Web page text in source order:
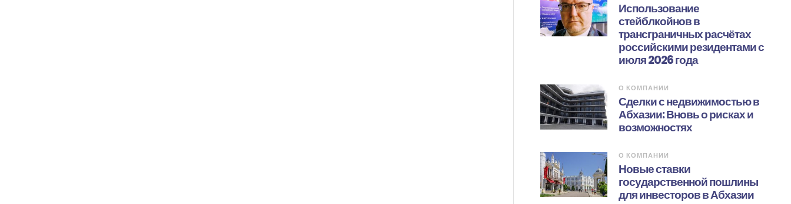
Использование
стейблкойнов в
трансграничных расчётах
российскими резидентами с
июля 2026 года
О КОМПАНИИ
Сделки с недвижимостью в
Абхазии: Вновь о рисках и
возможностях
О КОМПАНИИ
Новые ставки
государственной пошлины
для инвесторов в Абхазии